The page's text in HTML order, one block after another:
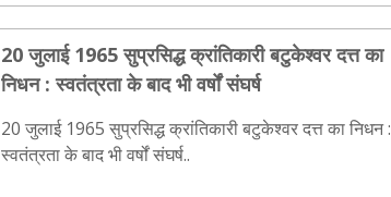
20 जुलाई 1965 सुप्रसिद्ध क्रांतिकारी बटुकेश्वर दत्त का
निधन : स्‍वतंत्रता के बाद भी वर्षों संघर्ष
20 जुलाई 1965 सुप्रसिद्ध क्रांतिकारी बटुकेश्वर दत्त का निधन :
स्‍वतंत्रता के बाद भी वर्षों संघर्ष..